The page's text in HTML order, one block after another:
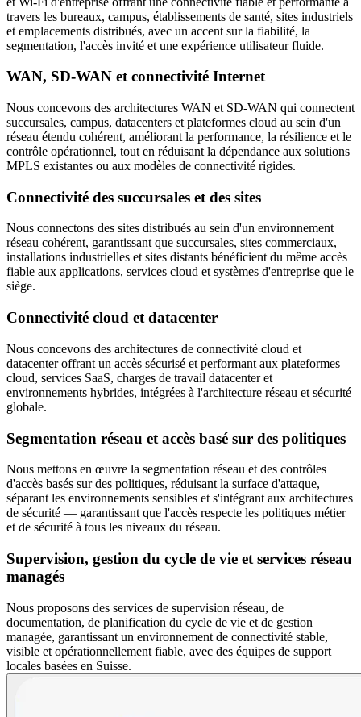
travers les bureaux, campus, établissements de santé, sites industriels
et emplacements distribués, avec un accent sur la fiabilité, la
segmentation, l'accès invité et une expérience utilisateur fluide.
WAN, SD-WAN et connectivité Internet
Nous concevons des architectures WAN et SD-WAN qui connectent
succursales, campus, datacenters et plateformes cloud au sein d'un
réseau étendu cohérent, améliorant la performance, la résilience et le
contrôle opérationnel, tout en réduisant la dépendance aux solutions
MPLS existantes ou aux modèles de connectivité rigides.
Connectivité des succursales et des sites
Nous connectons des sites distribués au sein d'un environnement
réseau cohérent, garantissant que succursales, sites commerciaux,
installations industrielles et sites distants bénéficient du même accès
fiable aux applications, services cloud et systèmes d'entreprise que le
siège.
Connectivité cloud et datacenter
Nous concevons des architectures de connectivité cloud et
datacenter offrant un accès sécurisé et performant aux plateformes
cloud, services SaaS, charges de travail datacenter et
environnements hybrides, intégrées à l'architecture réseau et sécurité
globale.
Segmentation réseau et accès basé sur des politiques
Nous mettons en œuvre la segmentation réseau et des contrôles
d'accès basés sur des politiques, réduisant la surface d'attaque,
séparant les environnements sensibles et s'intégrant aux architectures
de sécurité — garantissant que l'accès respecte les politiques métier
et de sécurité à tous les niveaux du réseau.
Supervision, gestion du cycle de vie et services réseau
managés
Nous proposons des services de supervision réseau, de
documentation, de planification du cycle de vie et de gestion
managée, garantissant un environnement de connectivité stable,
visible et opérationnellement fiable, avec des équipes de support
locales basées en Suisse.